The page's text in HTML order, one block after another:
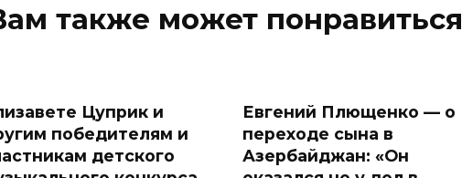
также может понравиться
Цуприк и
победителям и
детского
Евгений Плющенко — о
переходе сына в
Азербайджан: «Он